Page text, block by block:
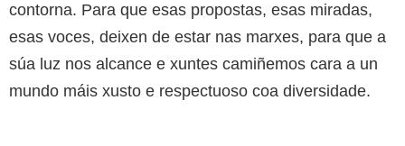
contorna. Para que esas propostas, esas miradas,
esas voces, deixen de estar nas marxes, para que a
súa luz nos alcance e xuntes camiñemos cara a un
mundo máis xusto e respectuoso coa diversidade.